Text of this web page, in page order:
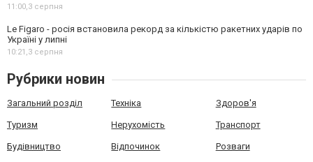
11:00,3 серпня
Le Figaro - росія встановила рекорд за кількістю ракетних ударів по
Україні у липні
10:21,3 серпня
Рубрики новин
Загальний розділ Техніка Здоров'я
Туризм Нерухомість Транспорт
Будівництво Відпочинок Розваги